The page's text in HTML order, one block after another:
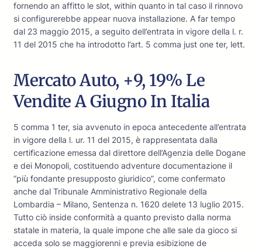
fornendo an affitto le slot, within quanto in tal caso il rinnovo
si configurerebbe appear nuova installazione. A far tempo
dal 23 maggio 2015, a seguito dell’entrata in vigore della l. r.
11 del 2015 che ha introdotto l’art. 5 comma just one ter, lett.
Mercato Auto, +9, 19% Le
Vendite A Giugno In Italia
5 comma 1 ter, sia avvenuto in epoca antecedente all’entrata
in vigore della l. ur. 11 del 2015, è rappresentata dalla
certificazione emessa dal direttore dell’Agenzia delle Dogane
e dei Monopoli, costituendo adventure documentazione il
”più fondante presupposto giuridico”, come confermato
anche dal Tribunale Amministrativo Regionale della
Lombardia – Milano, Sentenza n. 1620 delete 13 luglio 2015.
Tutto ciò inside conformità a quanto previsto dalla norma
statale in materia, la quale impone che alle sale da gioco si
acceda solo se maggiorenni e previa esibizione de